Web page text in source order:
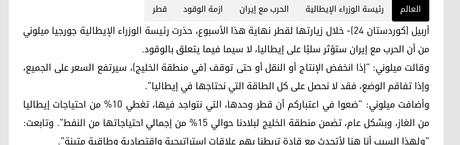
العالم رئيسة الوزراء الإيطالية الحرب مع إيران ازمة الوقود قطر
أربيل (كوردستان 24)- خلال زيارتها لقطر نهاية هذا الأسبوع، حذرت رئيسة الوزراء الإيطالية جورجيا ميلوني
من أن الحرب مع إيران ستؤثر سلبًا على إيطاليا، لا سيما فيما يتعلق بالوقود.
وقالت ميلوني: "إذا انخفض الإنتاج أو النقل أو حتى توقف (في منطقة الخليج)، سيرتفع السعر على الجميع،
وإذا تفاقم الوضع، فقد لا نحصل على كل الطاقة التي نحتاجها في إيطاليا".
وأضافت ميلوني: "ضعوا في اعتباركم أن قطر وحدها، التي نتواجد فيها، تغطي 10% من احتياجات إيطاليا
من الغاز، وبشكل عام، تضمن منطقة الخليج لبلادنا حوالي 15% من إجمالي احتياجاتها من النفط". وتابعت: